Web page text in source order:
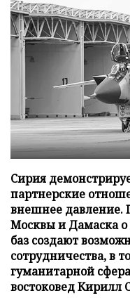
Сирия
партнерские
внешнее давление.
Москвы и Дамаска о
баз создают
сотрудничества, в
гуманитарной
востоковед Кирилл